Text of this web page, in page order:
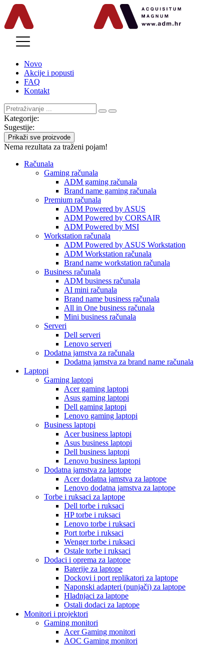
Novo
Akcije i popusti
FAQ
Kontakt
Kategorije:
Sugestije:
Prikaži sve proizvode
Nema rezultata za traženi pojam!
Računala
Gaming računala
ADM gaming računala
Brand name gaming računala
Premium računala
ADM Powered by ASUS
ADM Powered by CORSAIR
ADM Powered by MSI
Workstation računala
ADM Powered by ASUS Workstation
ADM Workstation računala
Brand name workstation računala
Business računala
ADM business računala
AI mini računala
Brand name business računala
All in One business računala
Mini business računala
Serveri
Dell serveri
Lenovo serveri
Dodatna jamstva za računala
Dodatna jamstva za brand name računala
Laptopi
Gaming laptopi
Acer gaming laptopi
Asus gaming laptopi
Dell gaming laptopi
Lenovo gaming laptopi
Business laptopi
Acer business laptopi
Asus business laptopi
Dell business laptopi
Lenovo business laptopi
Dodatna jamstva za laptope
Acer dodatna jamstva za laptope
Lenovo dodatna jamstva za laptope
Torbe i ruksaci za laptope
Dell torbe i ruksaci
HP torbe i ruksaci
Lenovo torbe i ruksaci
Port torbe i ruksaci
Wenger torbe i ruksaci
Ostale torbe i ruksaci
Dodaci i oprema za laptope
Baterije za laptope
Dockovi i port replikatori za laptope
Naponski adapteri (punjači) za laptope
Hladnjaci za laptope
Ostali dodaci za laptope
Monitori i projektori
Gaming monitori
Acer Gaming monitori
AOC Gaming monitori